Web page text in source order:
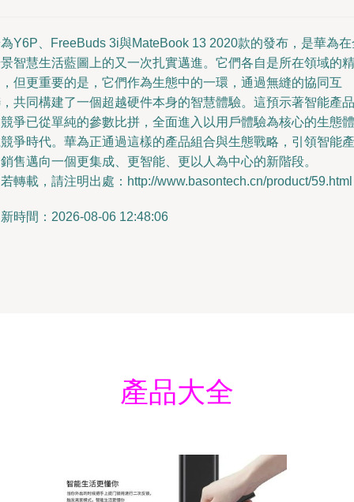
Y6P、FreeBuds 3i與MateBook 13 2020款的發布，是華為在
智慧生活藍圖上的又一次扎實邁進。它們各自是所在領域的精
但更重要的是，它們作為生態中的一環，通過無縫的協同互
共同構建了一個超越硬件本身的智慧體驗。這預示著智能產品
爭已從單純的參數比拼，全面進入以用戶體驗為核心的生態體
爭時代。華為正通過這樣的產品組合與生態戰略，引領智能產
售邁向一個更集成、更智能、更以人為中心的新階段。
轉載，請注明出處：http://www.basontech.cn/product/59.html
時間：2026-08-06 12:48:06
產品大全